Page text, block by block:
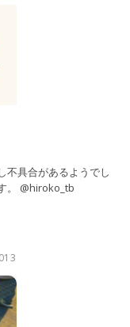
不具合があるようでし
。 @hiroko_tb